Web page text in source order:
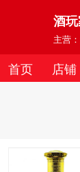
酒
主营
首页 店铺